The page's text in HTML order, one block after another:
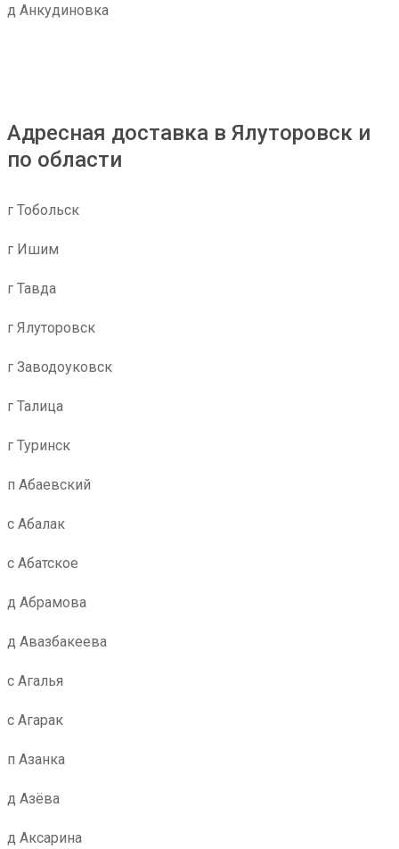
д Анкудиновка
Адресная доставка в Ялуторовск и
по области
г Тобольск
г Ишим
г Тавда
г Ялуторовск
г Заводоуковск
г Талица
г Туринск
п Абаевский
с Абалак
с Абатское
д Абрамова
д Авазбакеева
с Агалья
с Агарак
п Азанка
д Азёва
д Аксарина